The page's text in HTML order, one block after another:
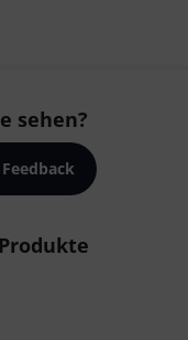
sehen?